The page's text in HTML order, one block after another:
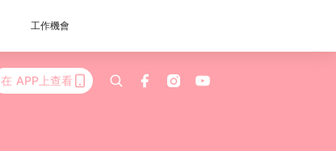
工作機會
在 APP上查看